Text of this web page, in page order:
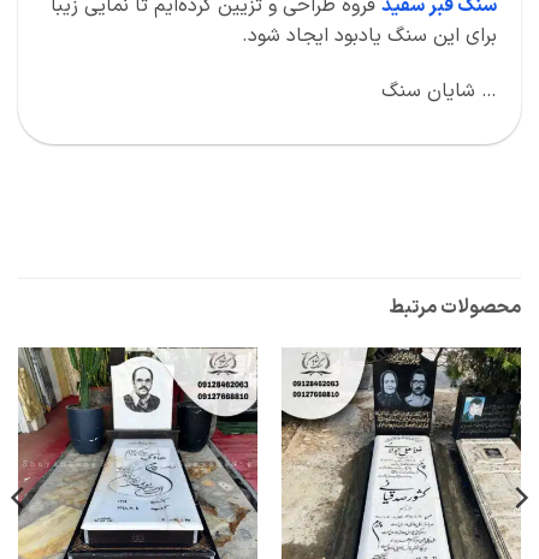
سنگ قبر سفیدقروه طراحی و تزیین کرده‌ایم تا نمایی زیبا
برای این سنگ یادبود ایجاد شود.
… شایان سنگ
محصولات مرتبط